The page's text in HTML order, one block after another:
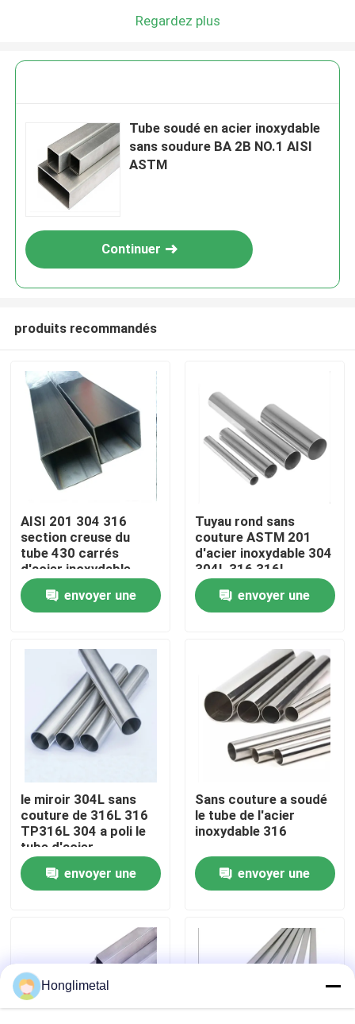
Maison
Produits
Au sujet de nous
Contrôle de qualité
Contactez-nous
Cas
Regardez plus
Tube soudé en acier inoxydable
sans soudure BA 2B NO.1 AISI
ASTM
Continuer
produits recommandés
AISI 201 304 316
section creuse du
tube 430 carrés
d'acier inoxydable
envoyer une
Tuyau rond sans
couture ASTM 201
d'acier inoxydable 304
304L 316 316L
envoyer une
le miroir 304L sans
couture de 316L 316
TP316L 304 a poli le
tube d'acier
inoxydable
envoyer une
Sans couture a soudé
le tube de l'acier
inoxydable 316
envoyer une
Honglimetal